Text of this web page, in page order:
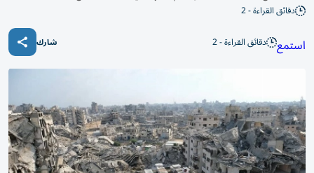
دقائق القراءة - 2
استمع دقائق القراءة - 2 شارك